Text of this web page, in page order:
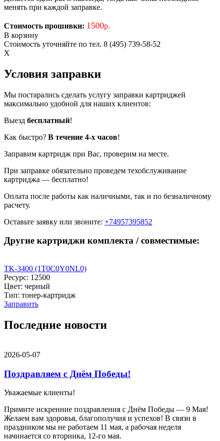
менять при каждой заправке.
Стоимость прошивки: 1500р.
В корзину
Стоимость уточняйте по тел. 8 (495) 739-58-52
X
Условия заправки
Мы постарались сделать услугу заправки картриджей
максимально удобной для наших клиентов:
Выезд бесплатный!
Как быстро? В течение 4-х часов!
Заправим картридж при Вас, проверим на месте.
При заправке обязательно проведем техобслуживание
картриджа — бесплатно!
Оплата после работы как наличными, так и по безналичному
расчету.
Оставьте заявку или звоните: +74957395852
Другие картриджи комплекта / совместимые:
TK-3400 (1T0C0Y0NL0)
Ресурс: 12500
Цвет: черный
Тип: тонер-картридж
Заправить
Последние новости
2026-05-07
Поздравляем с Днём Победы!
Уважаемые клиенты!
Примите искренние поздравления с Днём Победы — 9 Мая!
Желаем вам здоровья, благополучия и успехов! В связи в
праздником мы не работаем 11 мая, а рабочая неделя
начинается со вторника, 12-го мая.